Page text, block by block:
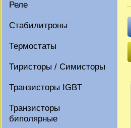
Реле
Стабилитроны
Термостаты
Тиристоры / Симисторы
Транзисторы IGBT
Транзисторы
биполярные